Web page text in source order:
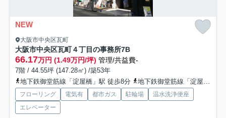
NEW
大阪市中央区瓦町
大阪市中央区瓦町４丁目の事務所7B
66.17万円 (1.49万円/坪) 管理/共益費-
7階 / 44.55坪 (147.28㎡) /築53年
地下鉄御堂筋線「淀屋橋」駅 徒歩8分
地下鉄御堂筋線「淀屋橋」駅 徒歩11分
フローリング 電気有 都市ガス 駐輪場
温水洗浄便座
エレベーター